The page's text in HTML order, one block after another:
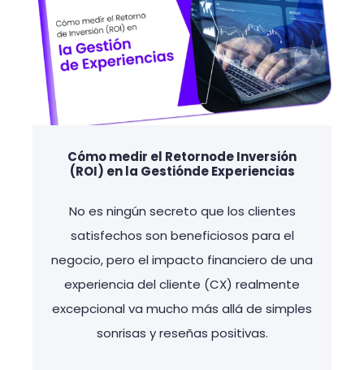
Cómo medir el Retornode Inversión
(ROI) en la Gestiónde Experiencias
No es ningún secreto que los clientes
satisfechos son beneficiosos para el
negocio, pero el impacto financiero de una
experiencia del cliente (CX) realmente
excepcional va mucho más allá de simples
sonrisas y reseñas positivas.